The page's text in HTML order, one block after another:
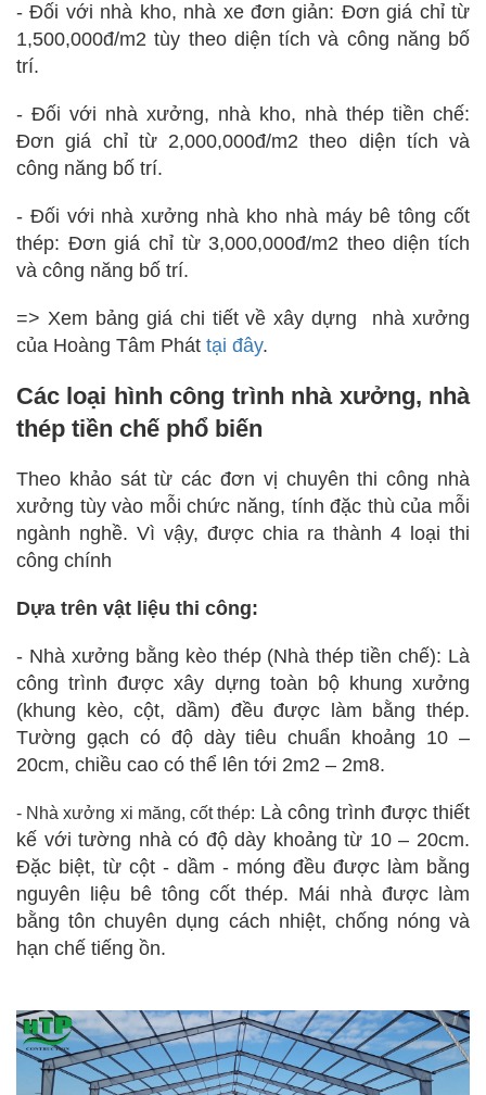
- Đối với nhà kho, nhà xe đơn giản: Đơn giá chỉ từ
1,500,000đ/m2 tùy theo diện tích và công năng bố
trí.
- Đối với nhà xưởng, nhà kho, nhà thép tiền chế:
Đơn giá chỉ từ 2,000,000đ/m2 theo diện tích và
công năng bố trí.
- Đối với nhà xưởng nhà kho nhà máy bê tông cốt
thép: Đơn giá chỉ từ 3,000,000đ/m2 theo diện tích
và công năng bố trí.
=> Xem bảng giá chi tiết về xây dựng nhà xưởng
của Hoàng Tâm Phát tại đây.
Các loại hình công trình nhà xưởng, nhà
thép tiền chế phổ biến
Theo khảo sát từ các đơn vị chuyên thi công nhà
xưởng tùy vào mỗi chức năng, tính đặc thù của mỗi
ngành nghề. Vì vậy, được chia ra thành 4 loại thi
công chính
Dựa trên vật liệu thi công:
- Nhà xưởng bằng kèo thép (Nhà thép tiền chế): Là
công trình được xây dựng toàn bộ khung xưởng
(khung kèo, cột, dầm) đều được làm bằng thép.
Tường gạch có độ dày tiêu chuẩn khoảng 10 –
20cm, chiều cao có thể lên tới 2m2 – 2m8.
- Nhà xưởng xi măng, cốt thép: Là công trình được thiết
kế với tường nhà có độ dày khoảng từ 10 – 20cm.
Đặc biệt, từ cột - dầm - móng đều được làm bằng
nguyên liệu bê tông cốt thép. Mái nhà được làm
bằng tôn chuyên dụng cách nhiệt, chống nóng và
hạn chế tiếng ồn.